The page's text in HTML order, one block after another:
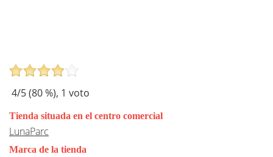
4/5 (80%), 1 voto
Tienda situada en el centro comercial
LunaParc
Marca de la tienda